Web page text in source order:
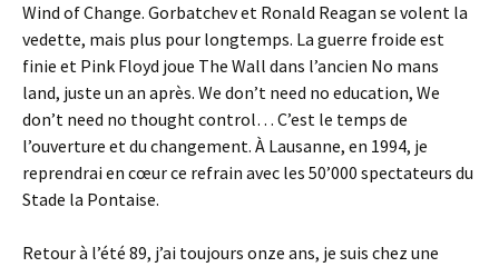
Wind of Change. Gorbatchev et Ronald Reagan se volent la
vedette, mais plus pour longtemps. La guerre froide est
finie et Pink Floyd joue The Wall dans l’ancien No mans
land, juste un an après. We don’t need no education, We
don’t need no thought control… C’est le temps de
l’ouverture et du changement. À Lausanne, en 1994, je
reprendrai en cœur ce refrain avec les 50’000 spectateurs du
Stade la Pontaise.
Retour à l’été 89, j’ai toujours onze ans, je suis chez une